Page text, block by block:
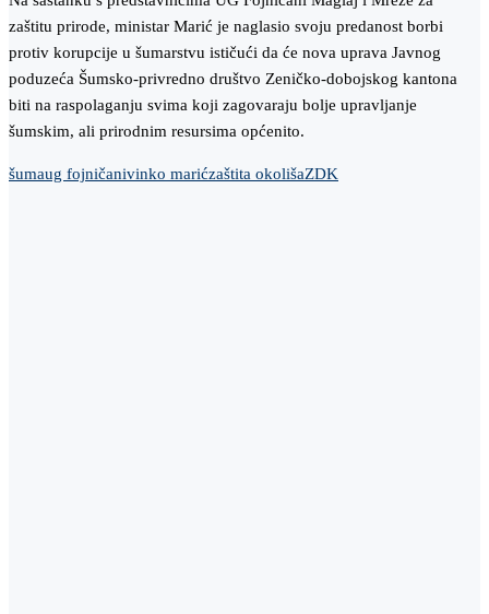
zaštitu prirode, ministar Marić je naglasio svoju predanost borbi
protiv korupcije u šumarstvu ističući da će nova uprava Javnog
poduzeća Šumsko-privredno društvo Zeničko-dobojskog kantona
biti na raspolaganju svima koji zagovaraju bolje upravljanje
šumskim, ali prirodnim resursima općenito.
šumaug fojničanivinko marićzaštita okolišaZDK